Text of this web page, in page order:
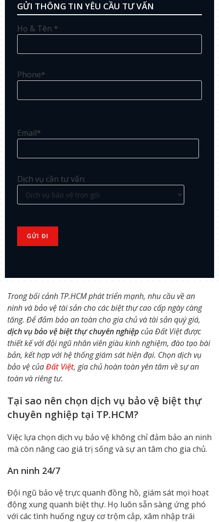
GỬI THÔNG TIN YÊU CẦU TƯ VẤN
Họ & Tên *
Phone*
Email*
Dịch vụ cần tư vấn:
Trong bối cảnh TP.HCM phát triển mạnh, nhu cầu về an
ninh và bảo vệ tài sản cho các biệt thự cao cấp ngày càng
tăng. Để đảm bảo an toàn cho gia chủ và tài sản quý giá,
dịch vụ bảo vệ biệt thự chuyên nghiệpcủa Đất Việt được
thiết kế với đội ngũ nhân viên giàu kinh nghiệm, đào tạo bài
bản, kết hợp với hệ thống giám sát hiện đại. Chọn dịch vụ
bảo vệ củaĐất Việt, gia chủ hoàn toàn yên tâm về sự an
toàn và riêng tư.
Tại sao nên chọn dịch vụ bảo vệ biệt thự
chuyên nghiệp tại TP.HCM?
Việc lựa chọn dịch vụ bảo vệ không chỉ đảm bảo an ninh
mà còn nâng cao giá trị sống và sự an tâm cho gia chủ.
An ninh 24/7
Đội ngũ bảo vệ trực quanh đồng hồ, giám sát mọi hoạt
động xung quanh biệt thự. Họ luôn sẵn sàng ứng phó
với các tình huống nguy cơ trộm cắp, xâm nhập trái